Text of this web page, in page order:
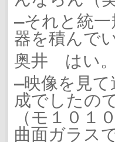
―それと統
器を積んで
奥井 はい
―映像を見
成でしたの
（モ１０１
曲面ガラス